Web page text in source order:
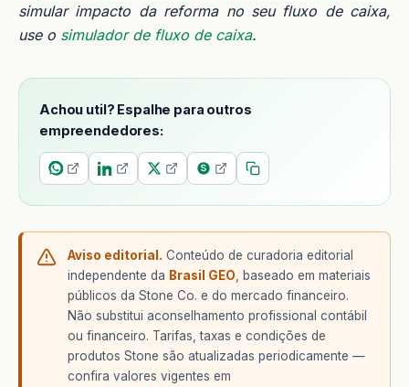
simular impacto da reforma no seu fluxo de caixa,
use o simulador de fluxo de caixa.
Achou util? Espalhe para outros
empreendedores:
Aviso editorial. Conteúdo de curadoria editorial
independente da Brasil GEO , baseado em materiais
públicos da Stone Co. e do mercado financeiro.
Não substitui aconselhamento profissional contábil
ou financeiro. Tarifas, taxas e condições de
produtos Stone são atualizadas periodicamente —
confira valores vigentes em